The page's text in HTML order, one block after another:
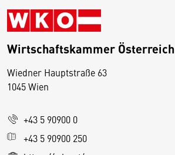
Wirtschaftskammer Österreich
Wiedner Hauptstraße 63
1045 Wien
+43 5 90900 0
+43 5 90900 250
D
s
e